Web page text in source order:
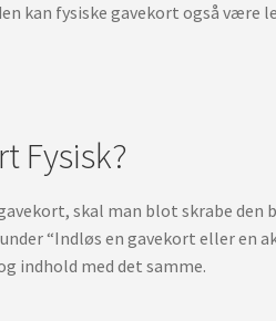
kan fysiske gavekort også være
Fysisk?
skal man blot skrabe
“Indløs en gavekort eller en
indhold med det samme.